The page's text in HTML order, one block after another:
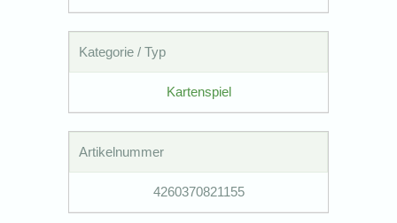
Kategorie / Typ
Kartenspiel
Artikelnummer
4260370821155